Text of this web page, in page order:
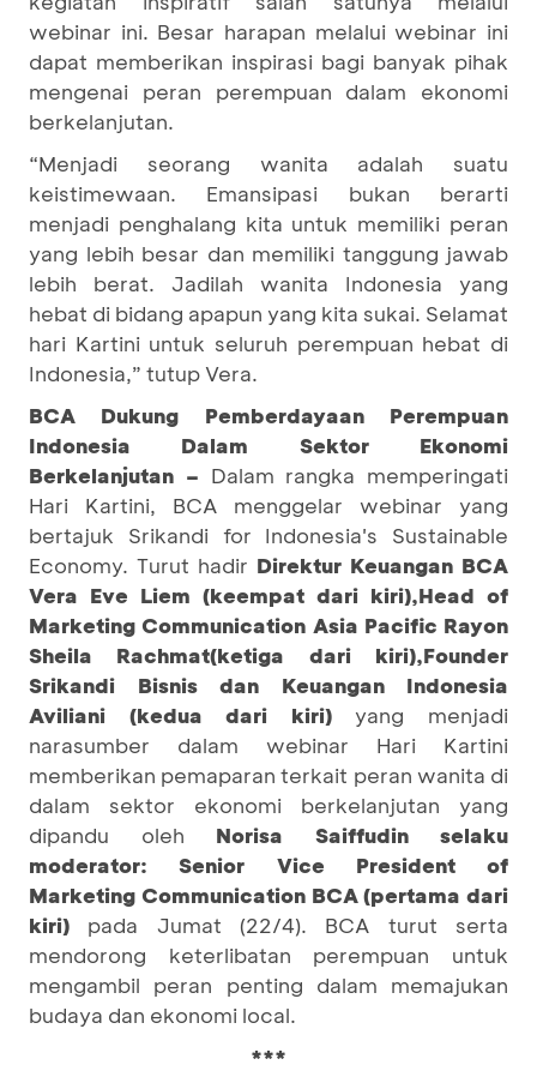
webinar ini. Besar harapan melalui webinar ini
dapat memberikan inspirasi bagi banyak pihak
mengenai peran perempuan dalam ekonomi
berkelanjutan.
“Menjadi seorang wanita adalah suatu
keistimewaan. Emansipasi bukan berarti
menjadi penghalang kita untuk memiliki peran
yang lebih besar dan memiliki tanggung jawab
lebih berat. Jadilah wanita Indonesia yang
hebat di bidang apapun yang kita sukai. Selamat
hari Kartini untuk seluruh perempuan hebat di
Indonesia,” tutup Vera.
BCA Dukung Pemberdayaan Perempuan
Indonesia Dalam Sektor Ekonomi
Berkelanjutan – Dalam rangka memperingati
Hari Kartini, BCA menggelar webinar yang
bertajuk Srikandi for Indonesia's Sustainable
Economy. Turut hadir Direktur Keuangan BCA
Vera Eve Liem (keempat dari kiri),Head of
Marketing Communication Asia Pacific Rayon
Sheila Rachmat(ketiga dari kiri),Founder
Srikandi Bisnis dan Keuangan Indonesia
Aviliani (kedua dari kiri)yang menjadi
narasumber dalam webinar Hari Kartini
memberikan pemaparan terkait peran wanita di
dalam sektor ekonomi berkelanjutan yang
dipandu oleh Norisa Saiffudin selaku
moderator: Senior Vice President of
Marketing Communication BCA (pertama dari
kiri) pada Jumat (22/4). BCA turut serta
mendorong keterlibatan perempuan untuk
mengambil peran penting dalam memajukan
budaya dan ekonomi local.
***